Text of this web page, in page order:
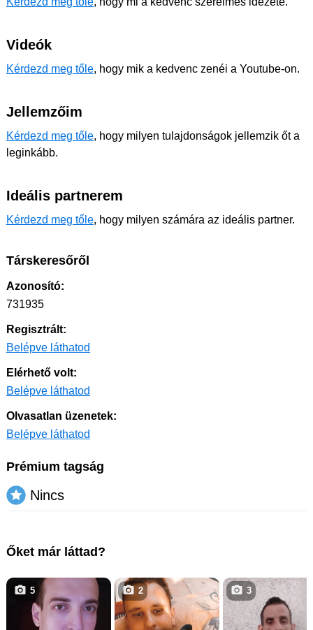
Videók
Kérdezd meg tőle, hogy mik a kedvenc zenéi a Youtube-on.
Jellemzőim
Kérdezd meg tőle, hogy milyen tulajdonságok jellemzik őt a
leginkább.
Ideális partnerem
Kérdezd meg tőle, hogy milyen számára az ideális partner.
Társkeresőről
Azonosító:
731935
Regisztrált:
Belépve láthatod
Elérhető volt:
Belépve láthatod
Olvasatlan üzenetek:
Belépve láthatod
Prémium tagság
Nincs
Őket már láttad?
5 2 3